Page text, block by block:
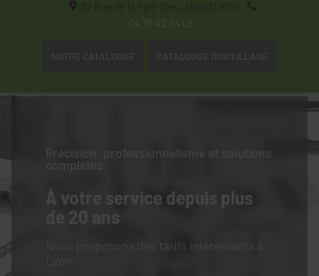
82 Rue de la Part-Dieu, 69003
LYON
04 78 42 24 08
NOTRE CATALOGUE CATALOGUE D'OUTILLAGE
Précision, professionnalisme et solutions
complètes
À votre service depuis plus
de 20 ans
Nous proposons des tarifs intéressants à